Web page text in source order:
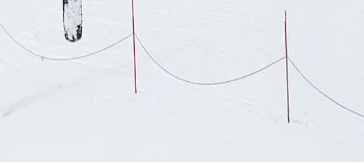
On dirait que vous n'avez encore rien ajouté.